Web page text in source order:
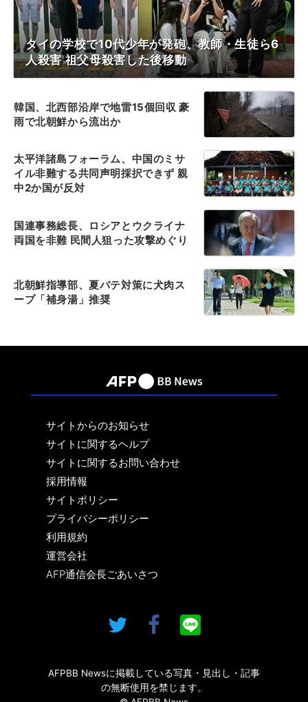
タイの学校で10代少年が発砲、教師・生徒ら6
人殺害 祖父母殺害した後移動
韓国、北西部沿岸で地雷15個回収 豪
雨で北朝鮮から流出か
太平洋諸島フォーラム、中国のミサ
イル非難する共同声明採択できず 親
中2か国が反対
国連事務総長、ロシアとウクライナ
両国を非難 民間人狙った攻撃めぐり
北朝鮮指導部、夏バテ対策に犬肉ス
ープ「補身湯」推奨
サイトからのお知らせ
サイトに関するヘルプ
サイトに関するお問い合わせ
採用情報
サイトポリシー
プライバシーポリシー
利用規約
運営会社
AFP通信会長ごあいさつ
AFPBB Newsに掲載している写真・見出し・記事
の無断使用を禁じます。